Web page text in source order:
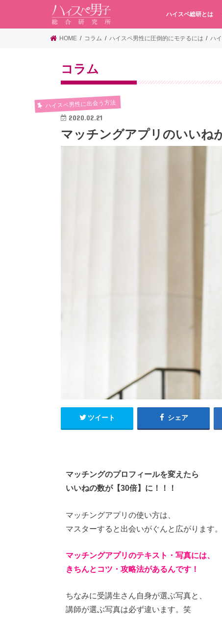
ハイスペ総研とは
HOME コラム ハイスペ男性に圧倒的にモテるには ハ
コラム
ハイスペ男性に出会う方法
2020.02.21
マッチングアプリのいいね
ツイート シェア
マッチングのプロフィールを変えたら
いいねの数が【30倍】に！！！
マッチングアプリの使い方は、
マスターすると出会いがぐんと広がります。
マッチングアプリのテキスト・写真には、
きちんとコツ・攻略法があるんです！
ちなみに受講生さん自身が選ぶ写真と、
講師が選ぶ写真は必ず違います。笑